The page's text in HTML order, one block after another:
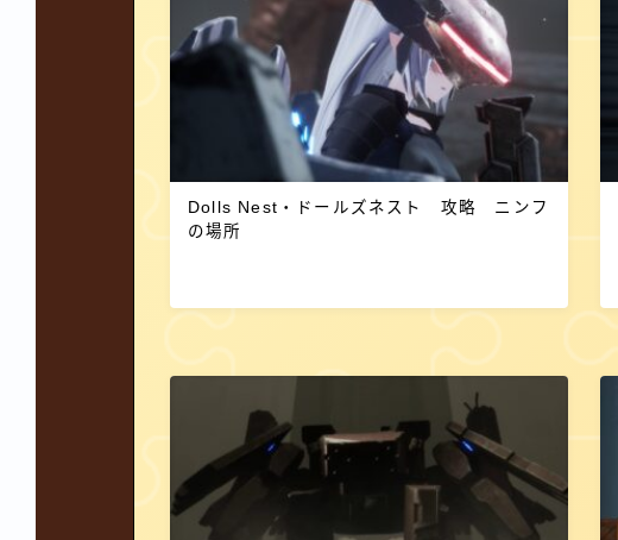
Dolls Nest・ドールズネスト 攻略 ニンフ
の場所